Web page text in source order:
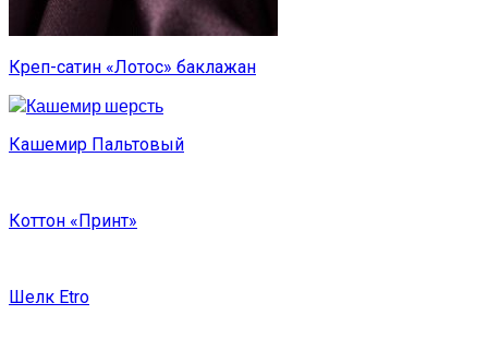
Креп-сатин «Лотос» баклажан
Кашемир Пальтовый
Коттон «Принт»
Шелк Etro